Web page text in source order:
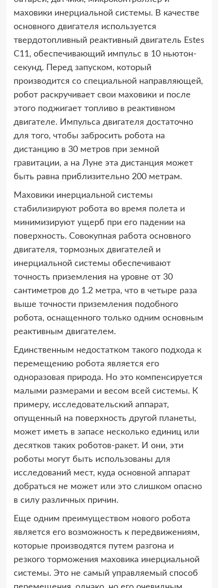
маховики инерциальной системы. В качестве
основного двигателя используется
твердотопливный реактивный двигатель Estes
C11, обеспечивающий импульс в 10 ньютон-
секунд. Перед запуском, который
производится со специальной направляющей,
робот раскручивает свои маховики и после
этого поджигает топливо в реактивном
двигателе. Импульса двигателя достаточно
для того, чтобы забросить робота на
дистанцию в 30 метров при земной
гравитации, а на Луне эта дистанция может
быть равна приблизительно 200 метрам.
Маховики инерциальной системы
стабилизируют робота во время полета и
минимизируют ущерб при его падении на
поверхность. Совокупная работа основного
двигателя, тормозных двигателей и
инерциальной системы обеспечивают
точность приземления на уровне от 30
сантиметров до 1.2 метра, что в четыре раза
выше точности приземления подобного
робота, оснащенного только одним основным
реактивным двигателем.
Единственным недостатком такого подхода к
перемещению робота является его
одноразовая природа. Но это компенсируется
малыми размерами и весом всей системы. К
примеру, исследовательский аппарат,
опущенный на поверхность другой планеты,
может иметь в запасе несколько единиц или
десятков таких роботов-ракет. И они, эти
роботы могут быть использованы для
исследований мест, куда основной аппарат
добраться не может или это слишком опасно
в силу различных причин.
Еще одним преимуществом нового робота
является его возможность к передвижениям,
которые производятся путем разгона и
резкого торможения маховика инерциальной
системы. Это не самый управляемый способ